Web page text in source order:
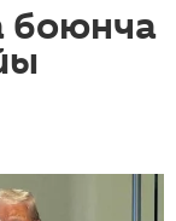
боюнча